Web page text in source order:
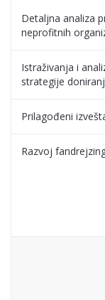
Detaljna analiza
neprofitnih
Istraživanja i
strategije
Prilagođeni
Razvoj